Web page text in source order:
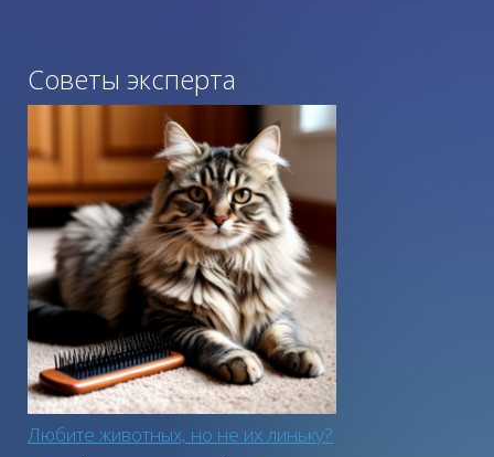
Советы эксперта
Любите животных, но не их линьку?